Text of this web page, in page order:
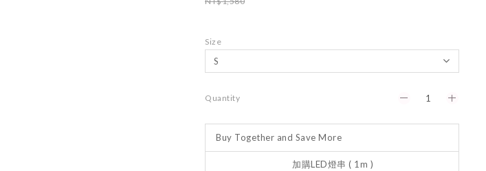
Size
Quantity
Buy Together and Save More
加購LED燈串 ( 1m )